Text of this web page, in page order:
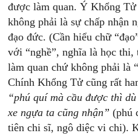
được làm quan. Ý Khổng
không phải là sự chấp nhận
đạo đức. (Cần hiểu chữ
với “nghề”, nghĩa là học thi,
làm quan chứ không phải là
Chính Khổng Tử cũng rất
“phú quí mà cầu được thì
xe ngựa ta cũng nhận” (phú
tiên chi sĩ, ngô diệc vi chi).